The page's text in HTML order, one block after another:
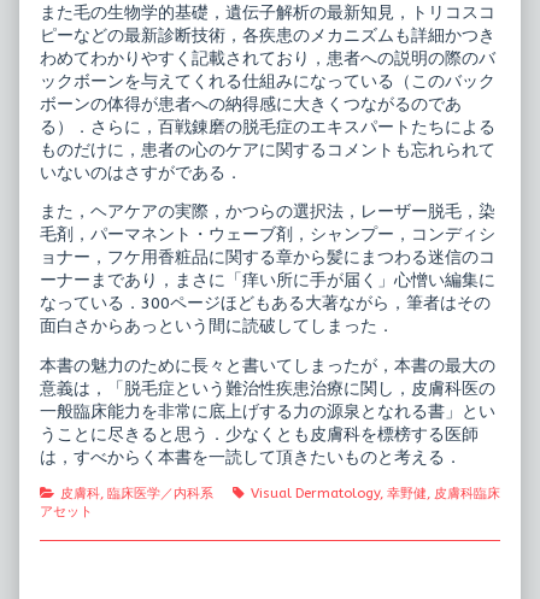
また毛の生物学的基礎，遺伝子解析の最新知見，トリコスコ
ピーなどの最新診断技術，各疾患のメカニズムも詳細かつき
わめてわかりやすく記載されており，患者への説明の際のバ
ックボーンを与えてくれる仕組みになっている（このバック
ボーンの体得が患者への納得感に大きくつながるのであ
る）．さらに，百戦錬磨の脱毛症のエキスパートたちによる
ものだけに，患者の心のケアに関するコメントも忘れられて
いないのはさすがである．
また，ヘアケアの実際，かつらの選択法，レーザー脱毛，染
毛剤，パーマネント・ウェーブ剤，シャンプー，コンディシ
ョナー，フケ用香粧品に関する章から髪にまつわる迷信のコ
ーナーまであり，まさに「痒い所に手が届く」心憎い編集に
なっている．300ページほどもある大著ながら，筆者はその
面白さからあっという間に読破してしまった．
本書の魅力のために長々と書いてしまったが，本書の最大の
意義は，「脱毛症という難治性疾患治療に関し，皮膚科医の
一般臨床能力を非常に底上げする力の源泉となれる書」とい
うことに尽きると思う．少なくとも皮膚科を標榜する医師
は，すべからく本書を一読して頂きたいものと考える．
Categories
皮膚科, 臨床医学／内科系 Tags
Visual Dermatology, 幸野健, 皮膚科臨床
アセット